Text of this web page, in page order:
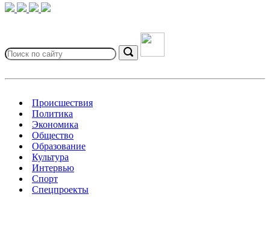
for:
Search
Происшествия
Политика
Экономика
Общество
Образование
Культура
Интервью
Спорт
Спецпроекты